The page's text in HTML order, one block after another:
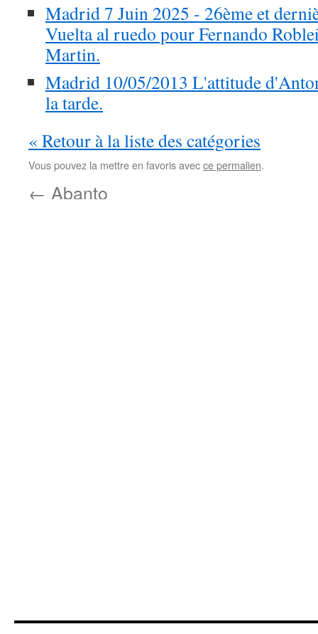
Madrid 7 Juin 2025 - 26ème et
Vuelta al ruedo pour Fernando
Martin.
Madrid 10/05/2013 L'attitude
la tarde.
« Retour à la liste des catégories
Vous pouvez la mettre en favoris avecce permalien.
← Abanto